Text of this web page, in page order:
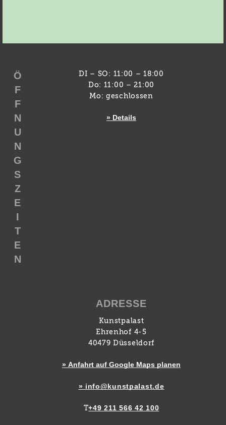
Ö
F
F
N
U
N
G
S
Z
E
I
T
E
N
DI – SO: 11:00 – 18:00
Do: 11:00 – 21:00
Mo: geschlossen
» Details
ADRESSE
Kunstpalast
Ehrenhof 4-5
40479 Düsseldorf
» Anfahrt auf Google Maps planen
» info@kunstpalast.de
T+49 211 566 42 100